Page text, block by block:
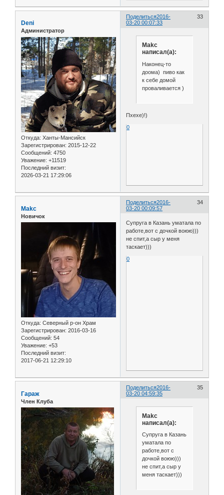
Поделиться 33
2016-
03-20 00:07:33
Deni
Администратор
Откуда: Ханты-Мансийск
Зарегистрирован: 2015-12-22
Сообщений: 4750
Уважение: +11519
Последний визит:
2026-03-21 17:29:06
Makc
написал(а):
Наконец-то
доома) пиво как
к себе домой
проваливается )
Пхехе)!)
0
Поделиться 34
2016-
03-20 00:09:57
Makc
Новичок
Откуда: Северный р-он Храм
Зарегистрирован: 2016-03-16
Сообщений: 54
Уважение: +53
Последний визит:
2017-06-21 12:29:10
Супруга в Казань уматала по
работе,вот с дочкой воюю)))
не спит,а сыр у меня
таскает)))
0
Поделиться 35
2016-
03-20 04:59:35
Гараж
Член Клуба
Makc
написал(а):
Супруга в Казань
уматала по
работе,вот с
дочкой воюю)))
не спит,а сыр у
меня таскает)))